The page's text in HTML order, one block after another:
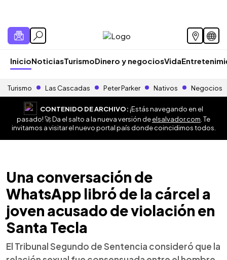
InicioNoticiasTurismoDinero y negociosVida
Turismo Las Cascadas Peter Parker Nativos Negocios
CONTENIDO DE ARCHIVO:¡Estás navegando en el
pasado! 🚀 Da el salto a la nueva versión deelsalvador.com . Te
invitamos a visitar el nuevo portal país donde coincidimos todos.
Una conversación de
WhatsApp libró de la cárcel a
joven acusado de violación en
Santa Tecla
El Tribunal Segundo de Sentencia consideró que la